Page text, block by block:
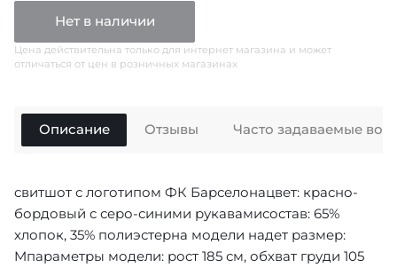
Нет в наличии
Цена действительна только для интернет магазина и может
отличаться от цен в розничных магазинах
Описание
cвитшот с логотипом ФК Барселонацвет: красно-
бордовый с серо-синими рукавамисостав: 65%
хлопок, 35% полиэстерна модели надет размер:
Mпараметры модели: рост 185 см, обхват груди 105
Отзывы Часто задаваемые